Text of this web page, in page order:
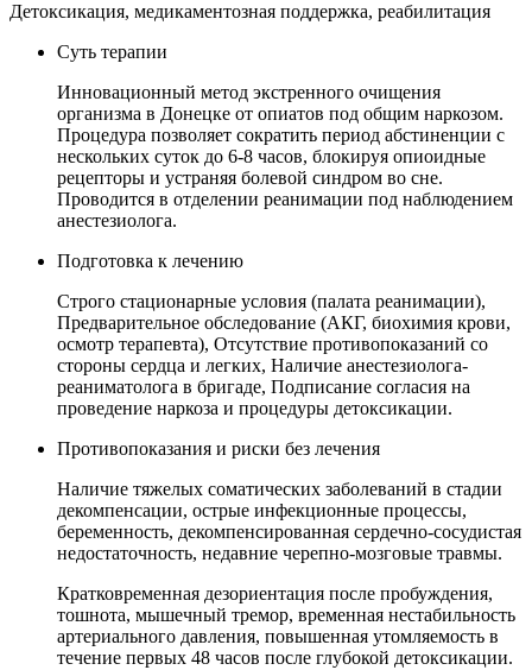
Детоксикация, медикаментозная поддержка, реабилитация
Суть терапии
Инновационный метод экстренного очищения
организма в Донецке от опиатов под общим наркозом.
Процедура позволяет сократить период абстиненции с
нескольких суток до 6-8 часов, блокируя опиоидные
рецепторы и устраняя болевой синдром во сне.
Проводится в отделении реанимации под наблюдением
анестезиолога.
Подготовка к лечению
Строго стационарные условия (палата реанимации),
Предварительное обследование (АКГ, биохимия крови,
осмотр терапевта), Отсутствие противопоказаний со
стороны сердца и легких, Наличие анестезиолога-
реаниматолога в бригаде, Подписание согласия на
проведение наркоза и процедуры детоксикации.
Противопоказания и риски без лечения
Наличие тяжелых соматических заболеваний в стадии
декомпенсации, острые инфекционные процессы,
беременность, декомпенсированная сердечно-сосудистая
недостаточность, недавние черепно-мозговые травмы.
Кратковременная дезориентация после пробуждения,
тошнота, мышечный тремор, временная нестабильность
артериального давления, повышенная утомляемость в
течение первых 48 часов после глубокой детоксикации.